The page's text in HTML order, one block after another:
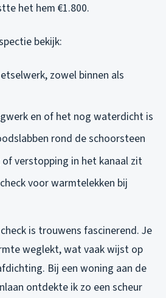
het hem €1.800.
bekijk:
zowel binnen als
en of het nog waterdicht is
rond de schoorsteen
verstopping in het kanaal zit
voor warmtelekken bij
is trouwens fascinerend. Je
weglekt, wat vaak wijst op
Bij een woning aan de
ontdekte ik zo een scheur